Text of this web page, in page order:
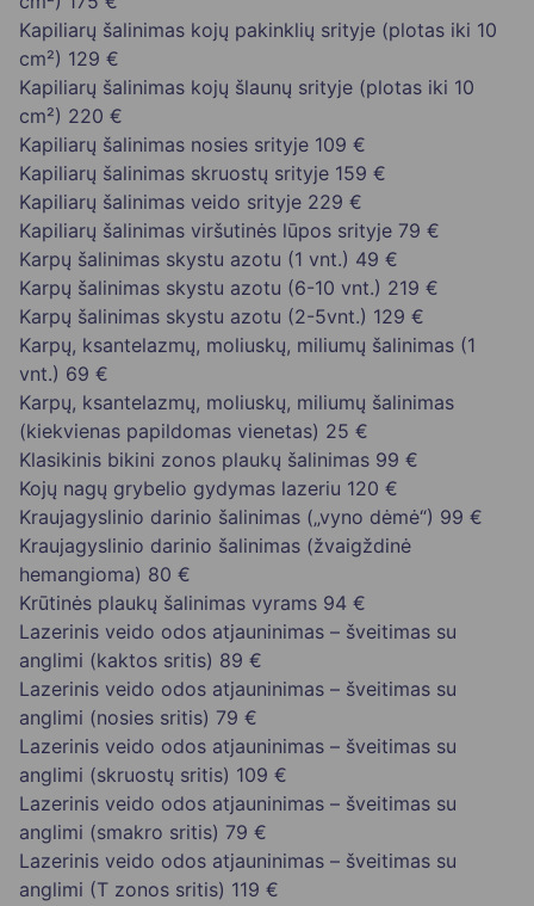
Kapiliarų šalinimas kojų pakinklių srityje (plotas iki 10
cm²) 129 €
Kapiliarų šalinimas kojų šlaunų srityje (plotas iki 10
cm²) 220 €
Kapiliarų šalinimas nosies srityje 109 €
Kapiliarų šalinimas skruostų srityje 159 €
Kapiliarų šalinimas veido srityje 229 €
Kapiliarų šalinimas viršutinės lūpos srityje 79 €
Karpų šalinimas skystu azotu (1 vnt.) 49 €
Karpų šalinimas skystu azotu (6-10 vnt.) 219 €
Karpų šalinimas skystu azotu (2-5vnt.) 129 €
Karpų, ksantelazmų, moliuskų, miliumų šalinimas (1
vnt.) 69 €
Karpų, ksantelazmų, moliuskų, miliumų šalinimas
(kiekvienas papildomas vienetas) 25 €
Klasikinis bikini zonos plaukų šalinimas 99 €
Kojų nagų grybelio gydymas lazeriu 120 €
Kraujagyslinio darinio šalinimas („vyno dėmė“) 99 €
Kraujagyslinio darinio šalinimas (žvaigždinė
hemangioma) 80 €
Krūtinės plaukų šalinimas vyrams 94 €
Lazerinis veido odos atjauninimas – šveitimas su
anglimi (kaktos sritis) 89 €
Lazerinis veido odos atjauninimas – šveitimas su
anglimi (nosies sritis) 79 €
Lazerinis veido odos atjauninimas – šveitimas su
anglimi (skruostų sritis) 109 €
Lazerinis veido odos atjauninimas – šveitimas su
anglimi (smakro sritis) 79 €
Lazerinis veido odos atjauninimas – šveitimas su
anglimi (T zonos sritis) 119 €